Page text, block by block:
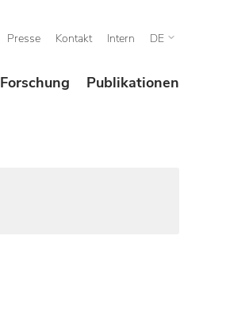
Presse Kontakt Intern DE
Forschung Publikationen